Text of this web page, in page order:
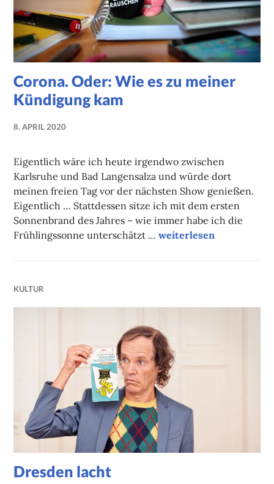
Corona. Oder: Wie es zu meiner
Kündigung kam
8. APRIL 2020
Eigentlich wäre ich heute irgendwo zwischen
Karlsruhe und Bad Langensalza und würde dort
meinen freien Tag vor der nächsten Show genießen.
Eigentlich … Stattdessen sitze ich mit dem ersten
Sonnenbrand des Jahres – wie immer habe ich die
Frühlingssonne unterschätzt …Corona. Oder: Wie es
weiterlesen
KULTUR
Dresden lacht